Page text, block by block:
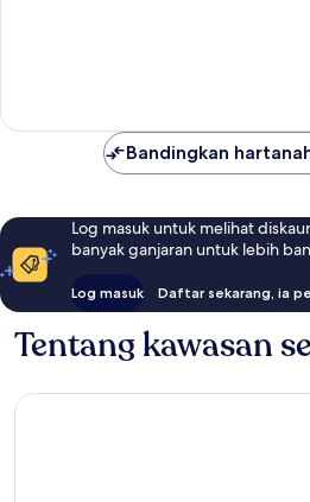
Bandingkan
Log masuk untuk melihat
banyak ganjaran untuk lebih
Log masuk Daftar sekarang, ia
Tentang kawasan